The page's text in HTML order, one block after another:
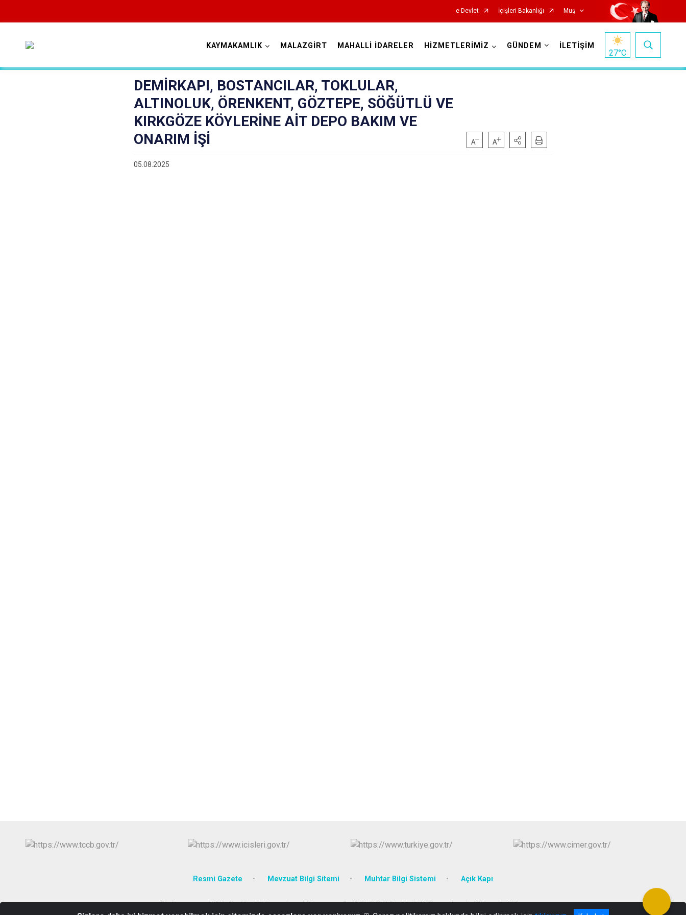
e-Devlet İçişleri Bakanlığı Muş
KAYMAKAMLIK MALAZGİRT MAHALLİ İDARELER HİZMETLERİMİZ GÜNDEM İLETİŞİM
27°C
DEMİRKAPI, BOSTANCILAR, TOKLULAR,
ALTINOLUK, ÖRENKENT, GÖZTEPE, SÖĞÜTLÜ VE
KIRKGÖZE KÖYLERİNE AİT DEPO BAKIM VE
ONARIM İŞİ
05.08.2025
Resmi Gazete Mevzuat Bilgi Sitemi Muhtar Bilgi Sistemi Açık Kapı
Danişmentgazi Mahallesi Şehit Kaymakam Muhammet Fatih Safitürk Caddesi Hükümet Konağı Malazgirt / Muş